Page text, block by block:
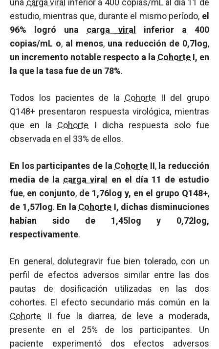
una carga viral inferior a 400 copias/mL al día 11 de
estudio, mientras que, durante el mismo período, el
96% logró una carga viral
inferior a 400
copias/mL o, al menos, una reducción de 0,7log,
un incremento notable respecto a la Cohorte I, en
la que la tasa fue de un 78%.
Todos los pacientes de la Cohorte II del grupo
Q148+ presentaron respuesta virológica, mientras
que en la Cohorte I dicha respuesta solo fue
observada en el 33% de ellos.
En los participantes de la Cohorte II,la reducción
media de la carga viral
en el día 11 de estudio
fue, en conjunto, de 1,76log y, en el grupo Q148+,
de 1,57log. En la Cohorte I, dichas disminuciones
habían sido de 1,45log y 0,72log,
respectivamente.
En general, dolutegravir fue bien tolerado, con un
perfil de efectos adversos similar entre las dos
pautas de dosificación utilizadas en las dos
cohortes. El efecto secundario más común en la
Cohorte II fue la diarrea, de leve a moderada,
presente en el 25% de los participantes. Un
paciente experimentó dos efectos adversos